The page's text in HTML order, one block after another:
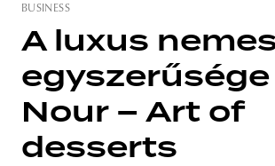
budapest poland
BUSINESS
A luxus
egyszerűsége
Nour – Art of
desserts